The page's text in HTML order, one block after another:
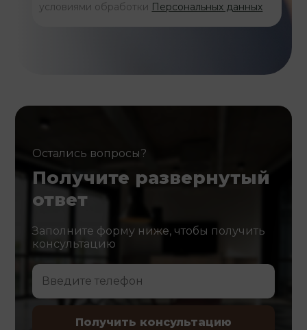
условиями обработки Персональных данных
Остались вопросы?
Получите развернутый
ответ
Заполните форму ниже, чтобы получить
консультацию